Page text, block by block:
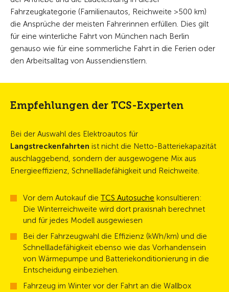
Fahrzeugkategorie (Familienautos, Reichweite >500 km)
die Ansprüche der meisten Fahrerinnen erfüllen. Dies gilt
für eine winterliche Fahrt von München nach Berlin
genauso wie für eine sommerliche Fahrt in die Ferien oder
den Arbeitsalltag von Aussendienstlern.
Empfehlungen der TCS-Experten
Bei der Auswahl des Elektroautos für
Langstreckenfahrten ist nicht die Netto-Batteriekapazität
auschlaggebend, sondern der ausgewogene Mix aus
Energieeffizienz, Schnellladefähigkeit und Reichweite.
Vor dem Autokauf die TCS Autosuche konsultieren:
Die Winterreichweite wird dort praxisnah berechnet
und für jedes Modell ausgewiesen
Bei der Fahrzeugwahl die Effizienz (kWh/km) und die
Schnellladefähigkeit ebenso wie das Vorhandensein
von Wärmepumpe und Batteriekonditionierung in die
Entscheidung einbeziehen.
Fahrzeug im Winter vor der Fahrt an die Wallbox